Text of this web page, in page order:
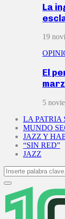
La
19
El
5
LA PATRIA
MUNDO
JAZZ Y
“SIN RED”
JAZZ
Search
for:
Primary
Menu